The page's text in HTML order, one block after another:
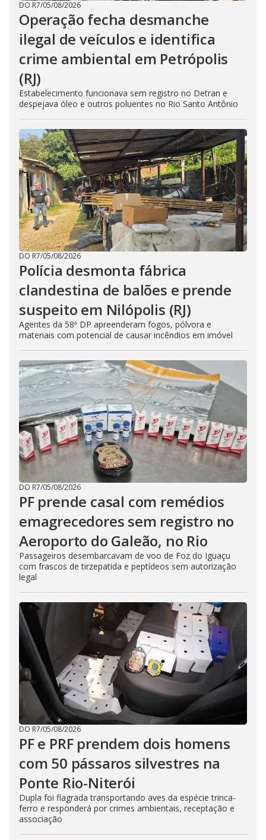
DO R7/05/08/2026
Operação fecha desmanche
ilegal de veículos e identifica
crime ambiental em Petrópolis
(RJ)
Estabelecimento funcionava sem registro no Detran e
despejava óleo e outros poluentes no Rio Santo Antônio
DO R7/05/08/2026
Polícia desmonta fábrica
clandestina de balões e prende
suspeito em Nilópolis (RJ)
Agentes da 58ª DP apreenderam fogos, pólvora e
materiais com potencial de causar incêndios em imóvel
DO R7/05/08/2026
PF prende casal com remédios
emagrecedores sem registro no
Aeroporto do Galeão, no Rio
Passageiros desembarcavam de voo de Foz do Iguaçu
com frascos de tirzepatida e peptídeos sem autorização
legal
DO R7/05/08/2026
PF e PRF prendem dois homens
com 50 pássaros silvestres na
Ponte Rio-Niterói
Dupla foi flagrada transportando aves da espécie trinca-
ferro e responderá por crimes ambientais, receptação e
associação